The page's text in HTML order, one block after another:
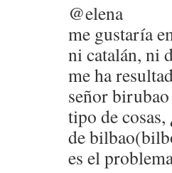
@elena
me gustaría
ni catalán, ni
me ha
señor
tipo de cosas,
de
es el